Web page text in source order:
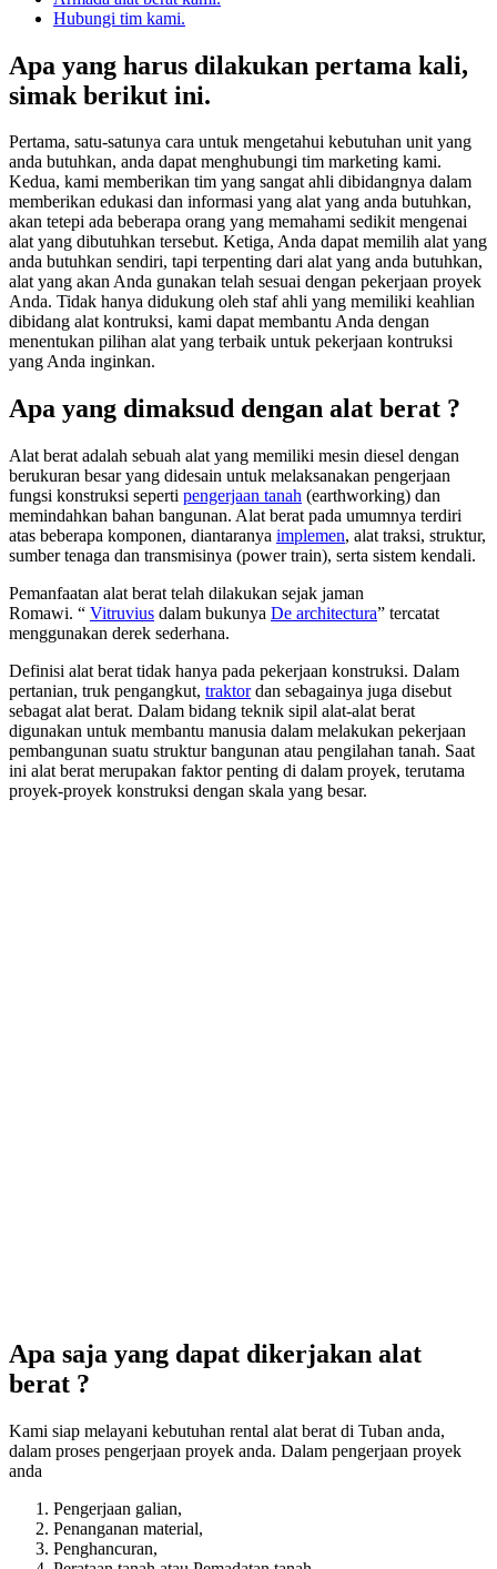
Hubungi tim kami.
Apa yang harus dilakukan pertama kali,
simak berikut ini.
Pertama, satu-satunya cara untuk mengetahui kebutuhan unit yang
anda butuhkan, anda dapat menghubungi tim marketing kami.
Kedua, kami memberikan tim yang sangat ahli dibidangnya dalam
memberikan edukasi dan informasi yang alat yang anda butuhkan,
akan tetepi ada beberapa orang yang memahami sedikit mengenai
alat yang dibutuhkan tersebut. Ketiga, Anda dapat memilih alat yang
anda butuhkan sendiri, tapi terpenting dari alat yang anda butuhkan,
alat yang akan Anda gunakan telah sesuai dengan pekerjaan proyek
Anda. Tidak hanya didukung oleh staf ahli yang memiliki keahlian
dibidang alat kontruksi, kami dapat membantu Anda dengan
menentukan pilihan alat yang terbaik untuk pekerjaan kontruksi
yang Anda inginkan.
Apa yang dimaksud dengan alat berat ?
Alat berat adalah sebuah alat yang memiliki mesin diesel dengan
berukuran besar yang didesain untuk melaksanakan pengerjaan
fungsi konstruksi seperti pengerjaan tanah (earthworking) dan
memindahkan bahan bangunan. Alat berat pada umumnya terdiri
atas beberapa komponen, diantaranya implemen, alat traksi, struktur,
sumber tenaga dan transmisinya (power train), serta sistem kendali.
Pemanfaatan alat berat telah dilakukan sejak jaman
Romawi. “ Vitruvius dalam bukunya De architectura” tercatat
menggunakan derek sederhana.
Definisi alat berat tidak hanya pada pekerjaan konstruksi. Dalam
pertanian, truk pengangkut, traktordan sebagainya juga disebut
sebagat alat berat. Dalam bidang teknik sipil alat-alat berat
digunakan untuk membantu manusia dalam melakukan pekerjaan
pembangunan suatu struktur bangunan atau pengilahan tanah. Saat
ini alat berat merupakan faktor penting di dalam proyek, terutama
proyek-proyek konstruksi dengan skala yang besar.
Apa saja yang dapat dikerjakan alat
berat ?
Kami siap melayani kebutuhan rental alat berat di Tuban anda,
dalam proses pengerjaan proyek anda. Dalam pengerjaan proyek
anda
Pengerjaan galian,
Penanganan material,
Penghancuran,